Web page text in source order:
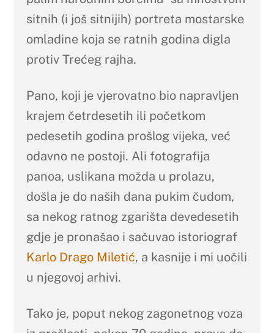
sitnih (i još sitnijih) portreta mostarske
omladine koja se ratnih godina digla
protiv Trećeg rajha.
Pano, koji je vjerovatno bio napravljen
krajem četrdesetih ili početkom
pedesetih godina prošlog vijeka, već
odavno ne postoji. Ali fotografija
panoa, uslikana možda u prolazu,
došla je do naših dana pukim čudom,
sa nekog ratnog zgarišta devedesetih
gdje je pronašao i sačuvao istoriograf
Karlo Drago Miletić, a kasnije i mi uočili
u njegovoj arhivi.
Tako je, poput nekog zagonetnog voza